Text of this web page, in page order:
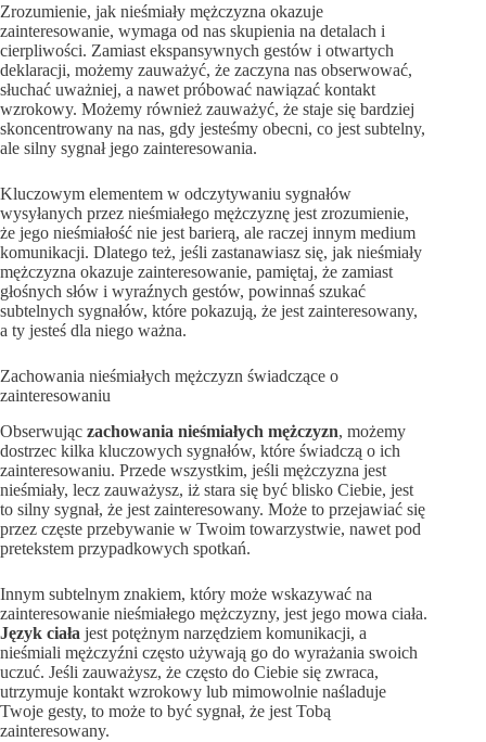
Zrozumienie, jak nieśmiały mężczyzna okazuje
zainteresowanie, wymaga od nas skupienia na detalach i
cierpliwości. Zamiast ekspansywnych gestów i otwartych
deklaracji, możemy zauważyć, że zaczyna nas obserwować,
słuchać uważniej, a nawet próbować nawiązać kontakt
wzrokowy. Możemy również zauważyć, że staje się bardziej
skoncentrowany na nas, gdy jesteśmy obecni, co jest subtelny,
ale silny sygnał jego zainteresowania.
Kluczowym elementem w odczytywaniu sygnałów
wysyłanych przez nieśmiałego mężczyznę jest zrozumienie,
że jego nieśmiałość nie jest barierą, ale raczej innym medium
komunikacji. Dlatego też, jeśli zastanawiasz się, jak nieśmiały
mężczyzna okazuje zainteresowanie, pamiętaj, że zamiast
głośnych słów i wyraźnych gestów, powinnaś szukać
subtelnych sygnałów, które pokazują, że jest zainteresowany,
a ty jesteś dla niego ważna.
Zachowania nieśmiałych mężczyzn świadczące o
zainteresowaniu
Obserwując zachowania nieśmiałych mężczyzn, możemy
dostrzec kilka kluczowych sygnałów, które świadczą o ich
zainteresowaniu. Przede wszystkim, jeśli mężczyzna jest
nieśmiały, lecz zauważysz, iż stara się być blisko Ciebie, jest
to silny sygnał, że jest zainteresowany. Może to przejawiać się
przez częste przebywanie w Twoim towarzystwie, nawet pod
pretekstem przypadkowych spotkań.
Innym subtelnym znakiem, który może wskazywać na
zainteresowanie nieśmiałego mężczyzny, jest jego mowa ciała.
Język ciała jest potężnym narzędziem komunikacji, a
nieśmiali mężczyźni często używają go do wyrażania swoich
uczuć. Jeśli zauważysz, że często do Ciebie się zwraca,
utrzymuje kontakt wzrokowy lub mimowolnie naśladuje
Twoje gesty, to może to być sygnał, że jest Tobą
zainteresowany.